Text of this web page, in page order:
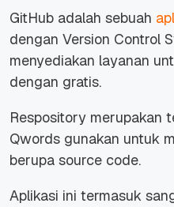
GitHub adalah sebuah
dengan Version Control
menyediakan layanan
dengan gratis.
Respository merupakan
Qwords gunakan untuk
berupa source code.
Aplikasi ini termasuk